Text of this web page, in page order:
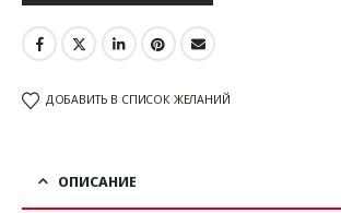
ДОБАВИТЬ В СПИСОК ЖЕЛАНИЙ
ОПИСАНИЕ